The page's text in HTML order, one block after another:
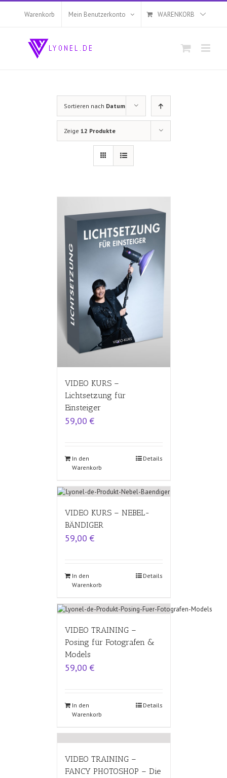
Zum
Warenkorb Mein Benutzerkonto WARENKORB
Sortieren nach Datum
Zeige 12 Produkte
VIDEO KURS –
Lichtsetzung für
Einsteiger
59,00 €
In den
Warenkorb
Details
VIDEO KURS – NEBEL-
BÄNDIGER
59,00 €
In den
Warenkorb
Details
VIDEO TRAINING –
Posing für Fotografen &
Models
59,00 €
In den
Warenkorb
Details
VIDEO TRAINING –
FANCY PHOTOSHOP – Die